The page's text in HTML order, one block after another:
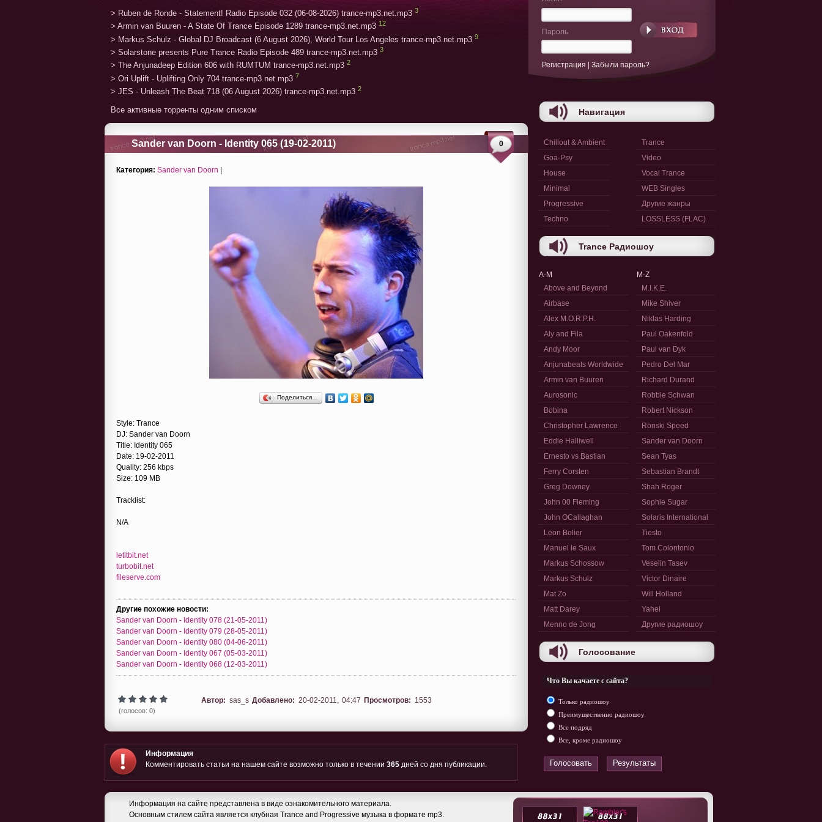
> Ruben de Ronde - Statement! Radio Episode 032 (06-08-2026) trance-mp3.net.mp3 3
> Armin van Buuren - A State Of Trance Episode 1289 trance-mp3.net.mp3 12
> Markus Schulz - Global DJ Broadcast (6 August 2026), World Tour Los Angeles trance-mp3.net.mp3 9
> Solarstone presents Pure Trance Radio Episode 489 trance-mp3.net.mp3 3
> The Anjunadeep Edition 606 with RUMTUM trance-mp3.net.mp3 2
> Ori Uplift - Uplifting Only 704 trance-mp3.net.mp3 7
> JES - Unleash The Beat 718 (06 August 2026) trance-mp3.net.mp3 2
Все активные торренты одним списком
Sander van Doorn - Identity 065 (19-02-2011) 0
Категория: Sander van Doorn |
Поделиться…
Style: Trance
DJ: Sander van Doorn
Title: Identity 065
Date: 19-02-2011
Quality: 256 kbps
Size: 109 MB
Tracklist:
N/A
letitbit.net
turbobit.net
fileserve.com
Другие похожие новости:
Sander van Doorn - Identity 078 (21-05-2011)
Sander van Doorn - Identity 079 (28-05-2011)
Sander van Doorn - Identity 080 (04-06-2011)
Sander van Doorn - Identity 067 (05-03-2011)
Sander van Doorn - Identity 068 (12-03-2011)
(голосов: 0)
Автор: sas_s Добавлено: 20-02-2011, 04:47 Просмотров: 1553
Информация
Комментировать статьи на нашем сайте возможно только в течении 365 дней со дня публикации.
Пароль
Регистрация Забыли пароль?
Навигация
Chillout & Ambient
Goa-Psy
House
Minimal
Progressive
Techno
Trance
Video
Vocal Trance
WEB Singles
Другие жанры
LOSSLESS (FLAC)
Trance Радиошоу
A-M
Above and Beyond
Airbase
Alex M.O.R.P.H.
Aly and Fila
Andy Moor
Anjunabeats Worldwide
Armin van Buuren
Aurosonic
Bobina
Christopher Lawrence
Eddie Halliwell
Ernesto vs Bastian
Ferry Corsten
Greg Downey
John 00 Fleming
John OCallaghan
Leon Bolier
Manuel le Saux
Markus Schossow
Markus Schulz
Mat Zo
Matt Darey
Menno de Jong
M-Z
M.I.K.E.
Mike Shiver
Niklas Harding
Paul Oakenfold
Paul van Dyk
Pedro Del Mar
Richard Durand
Robbie Schwan
Robert Nickson
Ronski Speed
Sander van Doorn
Sean Tyas
Sebastian Brandt
Shah Roger
Sophie Sugar
Solaris International
Tiesto
Tom Colontonio
Veselin Tasev
Victor Dinaire
Will Holland
Yahel
Другие радиошоу
Голосование
Что Вы качаете с сайта?
Только радиошоу
Преимущественно радиошоу
Все подряд
Все, кроме радиошоу
Голосовать Результаты
Информация на сайте представлена в виде ознакомительного материала.
Основным стилем сайта является клубная Trance and Progressive музыка в формате mp3.